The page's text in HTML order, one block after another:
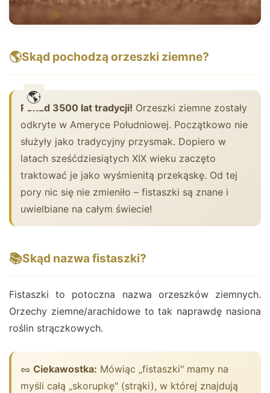
🌎Skąd pochodzą orzeszki ziemne?
Ponad 3500 lat tradycji! Orzeszki ziemne zostały
odkryte w Ameryce Południowej. Początkowo nie
służyły jako tradycyjny przysmak. Dopiero w
latach sześćdziesiątych XIX wieku zaczęto
traktować je jako wyśmienitą przekąskę. Od tej
pory nic się nie zmieniło – fistaszki są znane i
uwielbiane na całym świecie!
📚Skąd nazwa fistaszki?
Fistaszki to potoczna nazwa orzeszków ziemnych.
Orzechy ziemne/arachidowe to tak naprawdę nasiona
roślin strączkowych.
🥜 Ciekawostka: Mówiąc „fistaszki" mamy na
myśli całą „skorupkę" (strąki), w której znajdują